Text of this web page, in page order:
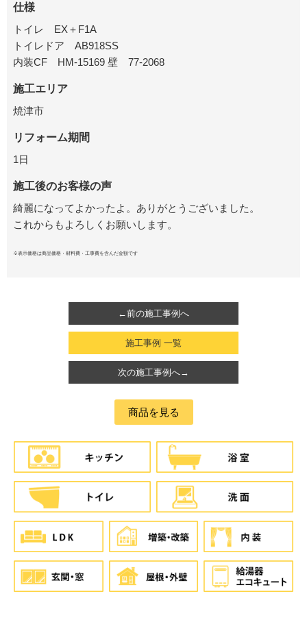
仕様
トイレ EX＋F1A
トイレドア AB918SS
内装CF HM-15169 壁 77-2068
施工エリア
焼津市
リフォーム期間
1日
施工後のお客様の声
綺麗になってよかったよ。ありがとうございました。
これからもよろしくお願いします。
※表示価格は商品価格・材料費・工事費を含んだ金額です
←前の施工事例へ
施工事例 一覧
次の施工事例へ→
商品を見る